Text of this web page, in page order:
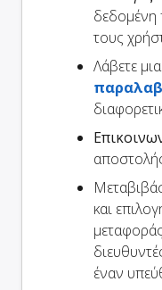
δεδομένη
τους
Λάβετε
και
έναν